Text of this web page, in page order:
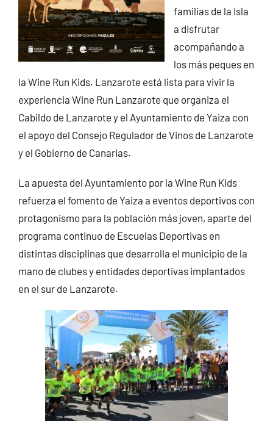
familias de la Isla
a disfrutar
acompañando a
los más peques en
la Wine Run Kids. Lanzarote está lista para vivir la
experiencia Wine Run Lanzarote que organiza el
Cabildo de Lanzarote y el Ayuntamiento de Yaiza con
el apoyo del Consejo Regulador de Vinos de Lanzarote
y el Gobierno de Canarias.
La apuesta del Ayuntamiento por la Wine Run Kids
refuerza el fomento de Yaiza a eventos deportivos con
protagonismo para la población más joven, aparte del
programa continuo de Escuelas Deportivas en
distintas disciplinas que desarrolla el municipio de la
mano de clubes y entidades deportivas implantados
en el sur de Lanzarote.